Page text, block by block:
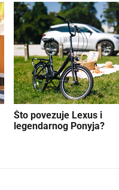
Što povezuje Lexus i
legendarnog Ponyja?